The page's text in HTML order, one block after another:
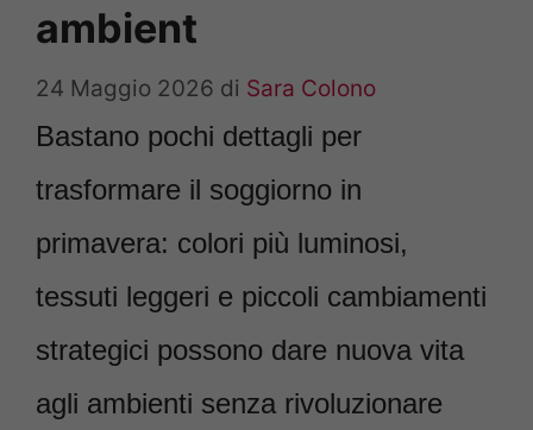
ambient
24 Maggio 2026 di Sara Colono
Bastano pochi dettagli per
trasformare il soggiorno in
primavera: colori più luminosi,
tessuti leggeri e piccoli cambiamenti
strategici possono dare nuova vita
agli ambienti senza rivoluzionare